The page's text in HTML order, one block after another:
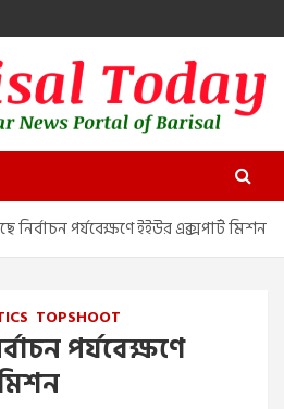
in Barisal
পর্যবেক্ষণে ইইউর এক্সপার্ট মিশন
TOPSHOOT
পর্যবেক্ষণে